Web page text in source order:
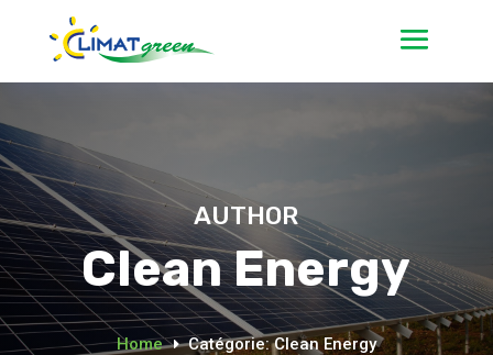
AUTHOR
Clean Energy
Home E Catégorie: Clean Energy